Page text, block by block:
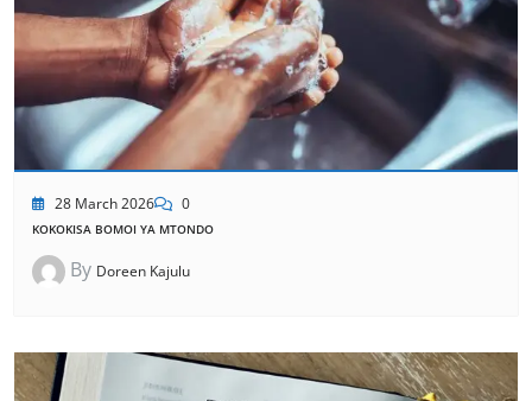
28 March 2026 0
KOKOKISA BOMOI YA MTONDO
By Doreen Kajulu